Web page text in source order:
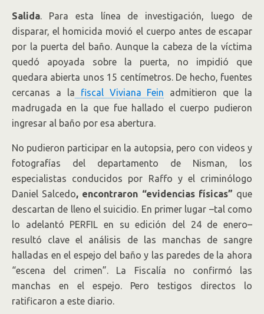
Salida. Para esta línea de investigación, luego de
disparar, el homicida movió el cuerpo antes de escapar
por la puerta del baño. Aunque la cabeza de la víctima
quedó apoyada sobre la puerta, no impidió que
quedara abierta unos 15 centímetros. De hecho, fuentes
cercanas a la fiscal Viviana Fein admitieron que la
madrugada en la que fue hallado el cuerpo pudieron
ingresar al baño por esa abertura.
No pudieron participar en la autopsia, pero con videos y
fotografías del departamento de Nisman, los
especialistas conducidos por Raffo y el criminólogo
Daniel Salcedo, encontraron “evidencias físicas” que
descartan de lleno el suicidio. En primer lugar –tal como
lo adelantó PERFIL en su edición del 24 de enero–
resultó clave el análisis de las manchas de sangre
halladas en el espejo del baño y las paredes de la ahora
“escena del crimen”. La Fiscalía no confirmó las
manchas en el espejo. Pero testigos directos lo
ratificaron a este diario.